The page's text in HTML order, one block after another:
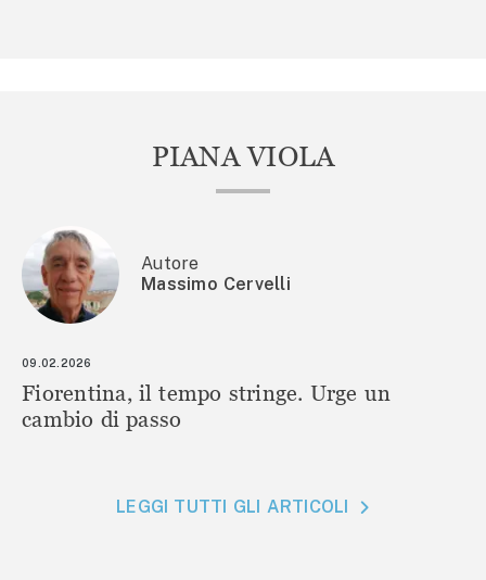
PIANA VIOLA
Autore
Massimo Cervelli
09.02.2026
Fiorentina, il tempo stringe. Urge un
cambio di passo
LEGGI TUTTI GLI ARTICOLI